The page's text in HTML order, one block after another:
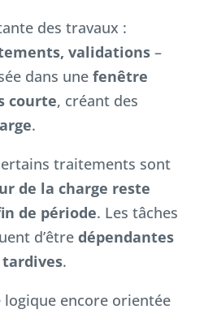
des travaux :
validations–
dans une fenêtre
courte, créant des
.
traitements sont
de la charge reste
de période. Les tâches
d’être dépendantes
.
encore orientée